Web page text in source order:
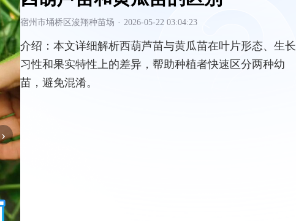
›
宿州市埇桥区浚翔种苗场 · 2026-05-22 03:04:23
介绍： 本文详细解析西葫芦苗与黄瓜苗在叶片形态、生长
习性和果实特性上的差异，帮助种植者快速区分两种幼
苗，避免混淆。